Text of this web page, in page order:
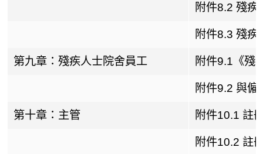
附件8.2 殘疾
附件8.3 殘疾
第九章：殘疾人士院舍員工 附件9.1《殘
附件9.2 與僱
第十章：主管 附件10.1 註
附件10.2 註